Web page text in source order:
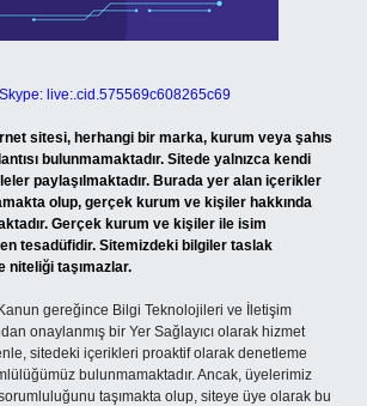
Skype: live:.cid.575569c608265c69
sitesi, herhangi bir marka, kurum veya şahıs
bulunmamaktadır. Sitede yalnızca kendi
paylaşılmaktadır. Burada yer alan içerikler
olup, gerçek kurum ve kişiler hakkında
Gerçek kurum ve kişiler ile isim
tesadüfidir. Sitemizdeki bilgiler taslak
niteliği taşımazlar.
gereğince Bilgi Teknolojileri ve İletişim
onaylanmış bir Yer Sağlayıcı olarak hizmet
sitedeki içerikleri proaktif olarak denetleme
bulunmamaktadır. Ancak, üyelerimiz
taşımakta olup, siteye üye olarak bu